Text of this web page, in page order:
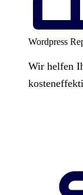
Wordpress
Wir helfen